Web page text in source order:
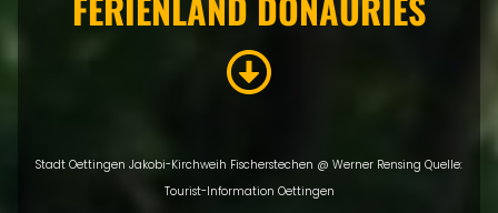
Stadt Oettingen Jakobi-Kirchweih Fischerstechen @ Werner Rensing Quelle:
Tourist-Information Oettingen